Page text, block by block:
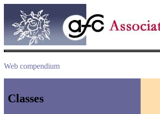
Web compendium
Classes